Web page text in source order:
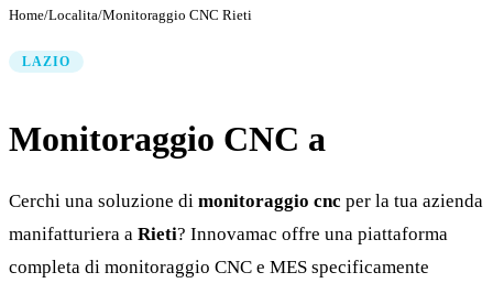
Home/Localita/Monitoraggio CNC Rieti
LAZIO
Monitoraggio CNC a
Cerchi una soluzione di monitoraggio cnc per la tua azienda
manifatturiera a Rieti? Innovamac offre una piattaforma
completa di monitoraggio CNC e MES specificamente